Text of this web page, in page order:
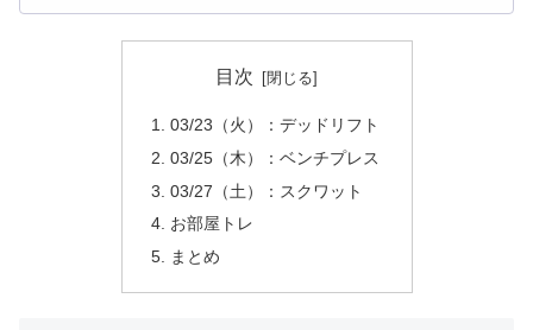
目次
03/23（火）：デッドリフト
03/25（木）：ベンチプレス
03/27（土）：スクワット
お部屋トレ
まとめ